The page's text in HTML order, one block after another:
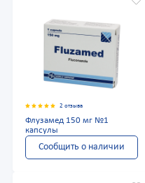
2 отзыва
Флузамед 150 мг №1
капсулы
Сообщить о наличии